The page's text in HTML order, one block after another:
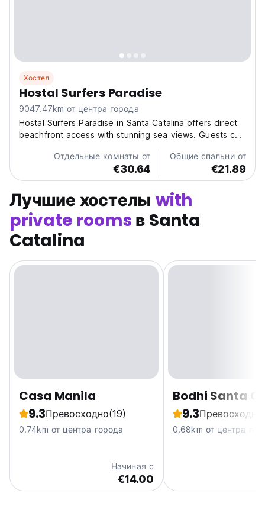
Хостел
Hostal Surfers Paradise
9047.47km от центра города
Hostal Surfers Paradise in Santa Catalina offers direct
beachfront access with stunning sea views. Guests can
Estero is a 3-minute walk away, and Santa Catalina
Beach lies 2 km from the property. Scuba diving...
Отдельные комнаты от
€30.64
Общие спальни от
€21.89
Лучшие хостелыwith
private rooms в Santa
Catalina
Casa Manila
9.3Превосходно(19)
0.74km от центра города
Начиная с
€14.00
Bodhi Santa
9.3Превосходно
0.68km от центра